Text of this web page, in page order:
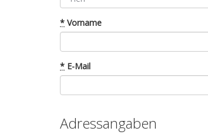
* Vorname
* E-Mail
Adressangaben